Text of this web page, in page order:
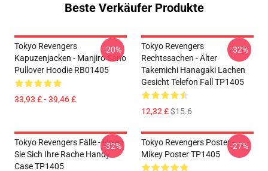
Beste Verkäufer Produkte
Tokyo Revengers
Kapuzenjacken - Manjiro Sano
Pullover Hoodie RB01405
33,93 £ - 39,46 £
-20%
Tokyo Revengers
Rechtssachen - Älter
Takemichi Hanagaki Lachen
Gesicht Telefon Fall TP1405
12,32 £$15.6
-32%
Tokyo Revengers Fälle - Holen
Sie Sich Ihre Rache Handy
Case TP1405
-32%
Tokyo Revengers Poster -
Mikey Poster TP1405
-27%